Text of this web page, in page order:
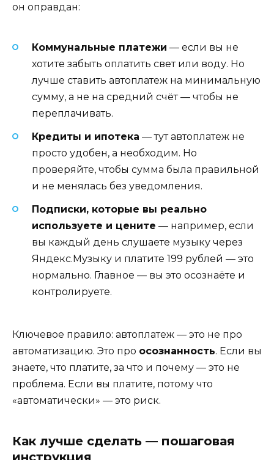
он оправдан:
Коммунальные платежи — если вы не
хотите забыть оплатить свет или воду. Но
лучше ставить автоплатеж на минимальную
сумму, а не на средний счёт — чтобы не
переплачивать.
Кредиты и ипотека — тут автоплатеж не
просто удобен, а необходим. Но
проверяйте, чтобы сумма была правильной
и не менялась без уведомления.
Подписки, которые вы реально
используете и цените — например, если
вы каждый день слушаете музыку через
Яндекс.Музыку и платите 199 рублей — это
нормально. Главное — вы это осознаёте и
контролируете.
Ключевое правило: автоплатеж — это не про
автоматизацию. Это про осознанность. Если вы
знаете, что платите, за что и почему — это не
проблема. Если вы платите, потому что
«автоматически» — это риск.
Как лучше сделать — пошаговая